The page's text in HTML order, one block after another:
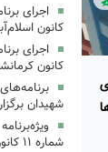
کانون
کانون
شهیدان
شماره ۱۱ کانون کرمانشاه برگزار شد